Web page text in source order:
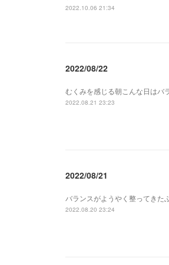
2022.10.06 21:34
2022/08/22
むくみを感じる朝こんな日はバ
2022.08.21 23:23
2022/08/21
バランスがようやく整ってきた
2022.08.20 23:24